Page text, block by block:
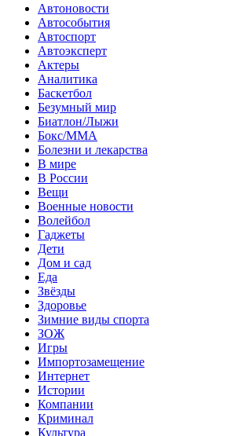
Автоновости
Автособытия
Автоспорт
Автоэксперт
Актеры
Аналитика
Баскетбол
Безумный мир
Биатлон/Лыжи
Бокс/MMA
Болезни и лекарства
В мире
В России
Вещи
Военные новости
Волейбол
Гаджеты
Дети
Дом и сад
Еда
Звёзды
Здоровье
Зимние виды спорта
ЗОЖ
Игры
Импортозамещение
Интернет
Истории
Компании
Криминал
Культура